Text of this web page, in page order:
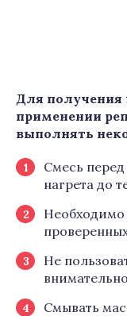
Для получения
применении
выполнять
Смесь
нагрета до
Необходимо
Не
Смывать